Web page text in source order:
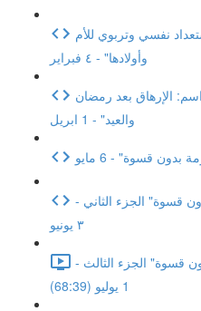
نفسي وتربوي للأم
وأولادها" - ٤ فبراير
الإرهاق بعد رمضان
والعيد" - 1 ابريل
قسوة" - 6 مايو
قسوة" الجزء الثاني -
٣ يونيو
قسوة" الجزء الثالث -
1 يوليو (68:39)